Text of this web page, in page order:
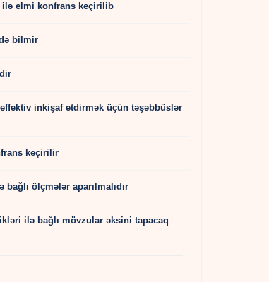
ilə elmi konfrans keçirilib
bilmir
inkişaf etdirmək üçün təşəbbüslər
keçirilir
ölçmələr aparılmalıdır
ilə bağlı mövzular əksini tapacaq